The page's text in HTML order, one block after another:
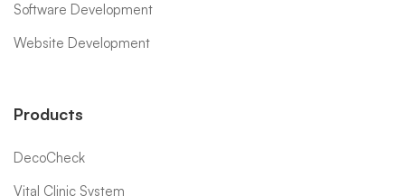
Software Development
Website Development
Products
DecoCheck
Vital Clinic System